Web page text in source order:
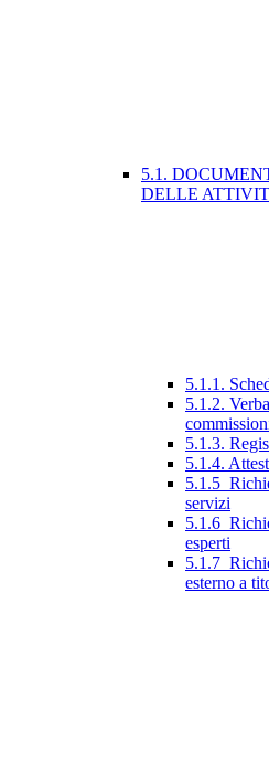
5.1.
DELLE
5.1.1.
5.1.2.
5.1.3.
5.1.4.
servizi
esperti
esterno a